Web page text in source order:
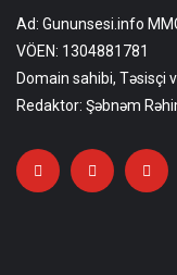
Ad: Gununsesi.info
VÖEN: 1304881781
Domain sahibi, Təsisçi
Redaktor: Şəbnəm